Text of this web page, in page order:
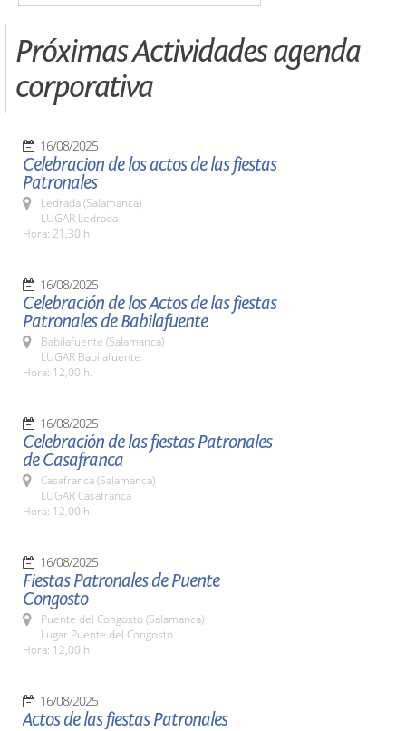
Próximas Actividades agenda
corporativa
16/08/2025
Celebracion de los actos de las fiestas
Patronales
Ledrada (Salamanca)
LUGAR Ledrada
Hora: 21,30 h
16/08/2025
Celebración de los Actos de las fiestas
Patronales de Babilafuente
Babilafuente (Salamanca)
LUGAR Babilafuente
Hora: 12,00 h.
16/08/2025
Celebración de las fiestas Patronales
de Casafranca
Casafranca (Salamanca)
LUGAR Casafranca
Hora: 12,00 h
16/08/2025
Fiestas Patronales de Puente
Congosto
Puente del Congosto (Salamanca)
Lugar Puente del Congosto
Hora: 12,00 h
16/08/2025
Actos de las fiestas Patronales